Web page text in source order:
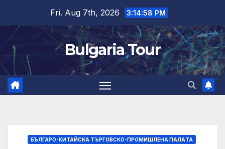
content
Fri. Aug 7th, 2026 3:14:59 PM
Bulgaria Tour
БЪЛГАРО-КИТАЙСКА ТЪРГОВСКО-ПРОМИШЛЕНА ПАЛAТА